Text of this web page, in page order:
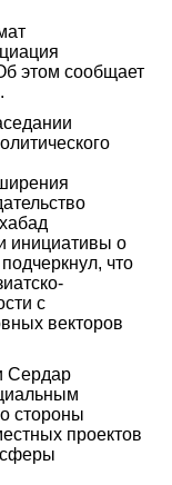
этом сообщает
инициативы о
что
с
векторов
Сердар
стороны
проектов
сферы